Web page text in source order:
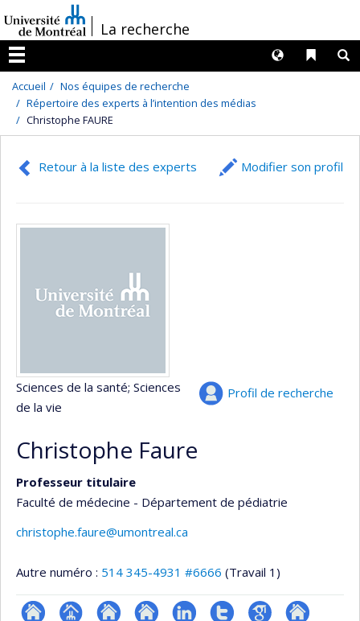
au
contenu
/La recherche
Menu
Liens
Langues
Accueil
Nos équipes de recherche
Répertoire des experts à l’intention des médias
Christophe FAURE
Retour à la liste des experts Modifier son profil
Profil de recherche
Sciences de la santé; Sciences
de la vie
Christophe Faure
Professeur titulaire
Faculté de médecine - Département de pédiatrie
christophe.faure@umontreal.ca
Autre numéro : 514 345-4931 #6666 (Travail 1)